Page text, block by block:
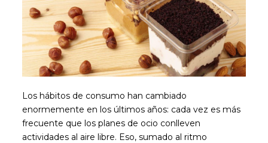
Los hábitos de consumo han cambiado
enormemente en los últimos años: cada vez es más
frecuente que los planes de ocio conlleven
actividades al aire libre. Eso, sumado al ritmo